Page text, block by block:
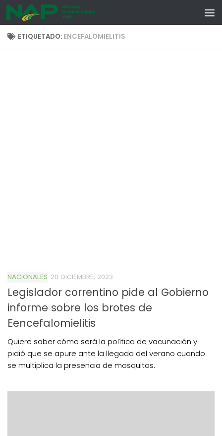
Skip to content
ETIQUETADO: ENCEFALOMIELITIS
NACIONALES 20 DICIEMBRE, 2023
Legislador correntino pide al Gobierno
informe sobre los brotes de
Eencefalomielitis
Quiere saber cómo será la política de vacunación y
pidió que se apure ante la llegada del verano cuando
se multiplica la presencia de mosquitos.